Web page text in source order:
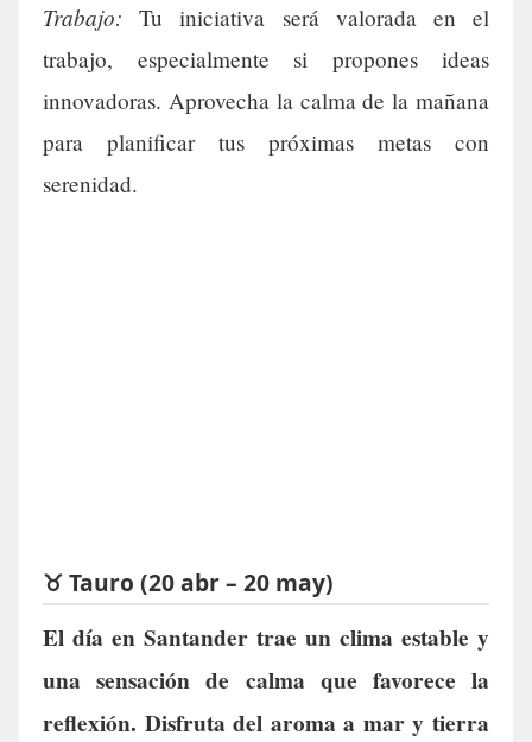
Trabajo: Tu iniciativa será valorada en el
trabajo, especialmente si propones ideas
innovadoras. Aprovecha la calma de la mañana
para planificar tus próximas metas con
serenidad.
♉ Tauro (20 abr – 20 may)
El día en Santander trae un clima estable y
una sensación de calma que favorece la
reflexión. Disfruta del aroma a mar y tierra